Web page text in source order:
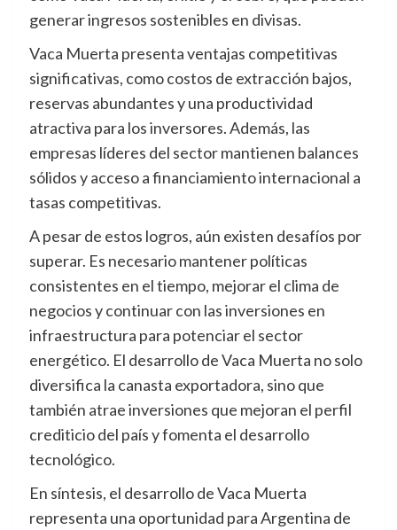
generar ingresos sostenibles en divisas.
Vaca Muerta presenta ventajas competitivas
significativas, como costos de extracción bajos,
reservas abundantes y una productividad
atractiva para los inversores. Además, las
empresas líderes del sector mantienen balances
sólidos y acceso a financiamiento internacional a
tasas competitivas.
A pesar de estos logros, aún existen desafíos por
superar. Es necesario mantener políticas
consistentes en el tiempo, mejorar el clima de
negocios y continuar con las inversiones en
infraestructura para potenciar el sector
energético. El desarrollo de Vaca Muerta no solo
diversifica la canasta exportadora, sino que
también atrae inversiones que mejoran el perfil
crediticio del país y fomenta el desarrollo
tecnológico.
En síntesis, el desarrollo de Vaca Muerta
representa una oportunidad para Argentina de